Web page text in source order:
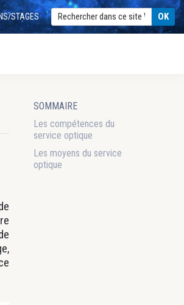
STAGES
sidebar-
alt
SOMMAIRE
Les compétences du
service optique
Les moyens du service
optique